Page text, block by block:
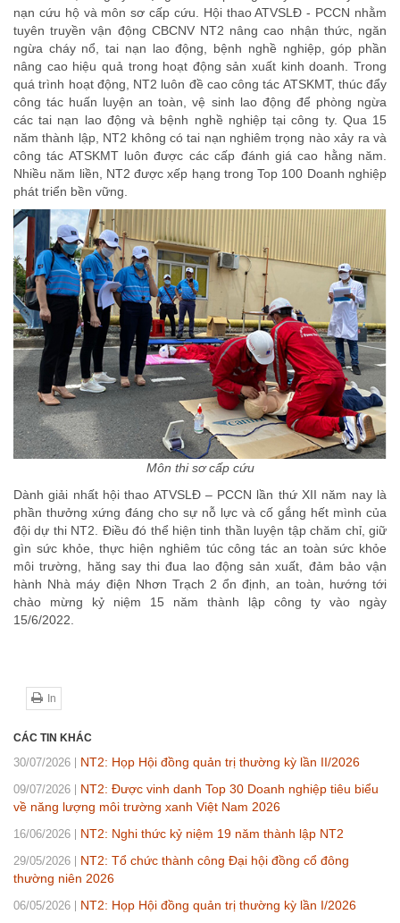
nạn cứu hộ và môn sơ cấp cứu. Hội thao ATVSLĐ - PCCN nhằm
tuyên truyền vận động CBCNV NT2 nâng cao nhận thức, ngăn
ngừa cháy nổ, tai nạn lao động, bệnh nghề nghiệp, góp phần
nâng cao hiệu quả trong hoạt động sản xuất kinh doanh. Trong
quá trình hoạt động, NT2 luôn đề cao công tác ATSKMT, thúc đẩy
công tác huấn luyện an toàn, vệ sinh lao động để phòng ngừa
các tai nạn lao động và bệnh nghề nghiệp tại công ty. Qua 15
năm thành lập, NT2 không có tai nạn nghiêm trọng nào xảy ra và
công tác ATSKMT luôn được các cấp đánh giá cao hằng năm.
Nhiều năm liền, NT2 được xếp hạng trong Top 100 Doanh nghiệp
phát triển bền vững.
Môn thi sơ cấp cứu
Dành giải nhất hội thao ATVSLĐ – PCCN lần thứ XII năm nay là
phần thưởng xứng đáng cho sự nỗ lực và cố gắng hết mình của
đội dự thi NT2. Điều đó thể hiện tinh thần luyện tập chăm chỉ, giữ
gìn sức khỏe, thực hiện nghiêm túc công tác an toàn sức khỏe
môi trường, hăng say thi đua lao động sản xuất, đảm bảo vận
hành Nhà máy điện Nhơn Trạch 2 ổn định, an toàn, hướng tới
chào mừng kỷ niệm 15 năm thành lập công ty vào ngày
15/6/2022.
In
CÁC TIN KHÁC
30/07/2026 NT2: Họp Hội đồng quản trị thường kỳ lần II/2026
09/07/2026
NT2: Được vinh danh Top 30 Doanh nghiệp tiêu biểu
về năng lượng môi trường xanh Việt Nam 2026
16/06/2026 NT2: Nghi thức kỷ niệm 19 năm thành lập NT2
29/05/2026
NT2: Tổ chức thành công Đại hội đồng cổ đông
thường niên 2026
06/05/2026 NT2: Họp Hội đồng quản trị thường kỳ lần I/2026